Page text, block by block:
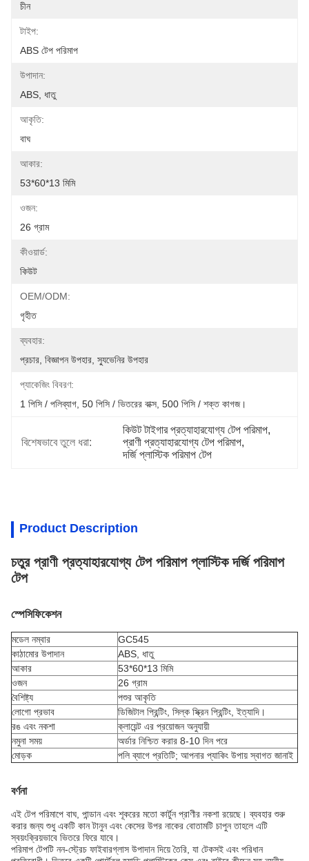
চীন
টাইপ:
ABS টেপ পরিমাপ
উপাদান:
ABS, ধাতু
আকৃতি:
বাঘ
আকার:
53*60*13 মিমি
ওজন:
26 গ্রাম
কীওয়ার্ড:
কিউট
OEM/ODM:
গৃহীত
ব্যবহার:
প্রচার, বিজ্ঞাপন উপহার, স্যুভেনির উপহার
প্যাকেজিং বিবরণ:
1 পিসি / পলিব্যাগ, 50 পিসি / ভিতরের বাক্স, 500 পিসি / শক্ত কাগজ।
বিশেষভাবে তুলে ধরা:
কিউট টাইগার প্রত্যাহারযোগ্য টেপ পরিমাপ,
প্রাণী প্রত্যাহারযোগ্য টেপ পরিমাপ,
দর্জি প্লাস্টিক পরিমাপ টেপ
Product Description
চতুর প্রাণী প্রত্যাহারযোগ্য টেপ পরিমাপ প্লাস্টিক দর্জি পরিমাপ
টেপ
স্পেসিফিকেশন
মডেল নম্বার
GC545
কাঠামোর উপাদান
ABS, ধাতু
আকার
53*60*13 মিমি
ওজন
26 গ্রাম
বৈশিষ্ট্য
পশুর আকৃতি
লোগো প্রভাব
ডিজিটাল প্রিন্টিং, সিল্ক স্ক্রিন প্রিন্টিং, ইত্যাদি।
রঙ এবং নকশা
ক্লায়েন্ট এর প্রয়োজন অনুযায়ী
নমুনা সময়
অর্ডার নিশ্চিত করার 8-10 দিন পরে
মোড়ক
পলি ব্যাগে প্রতিটি; আপনার প্যাকিং উপায় স্বাগত জানাই
বর্ণনা
এই টেপ পরিমাপে বাঘ, পান্ডান এবং শূকরের মতো কার্টুন প্রাণীর নকশা রয়েছে। ব্যবহার শুরু
করার জন্য শুধু একটি কান টানুন এবং কেসের উপর নাকের বোতামটি চাপুন তাহলে এটি
স্বয়ংক্রিয়ভাবে ভিতরে ফিরে যাবে।
পরিমাপ টেপটি নন-স্ট্রেচ ফাইবারগ্লাস উপাদান দিয়ে তৈরি, যা টেকসই এবং পরিধান